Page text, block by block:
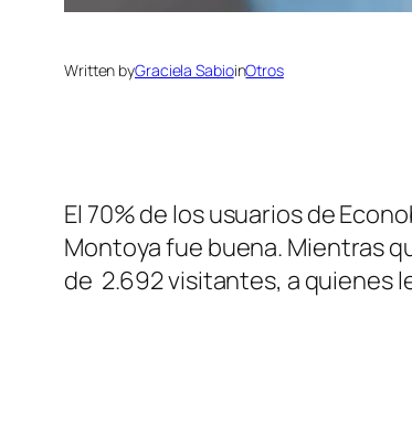
Written byGraciela SabioinOtros
El 70% de los usuarios de
Montoya fue buena. Mientras
de 2.692 visitantes, a quienes